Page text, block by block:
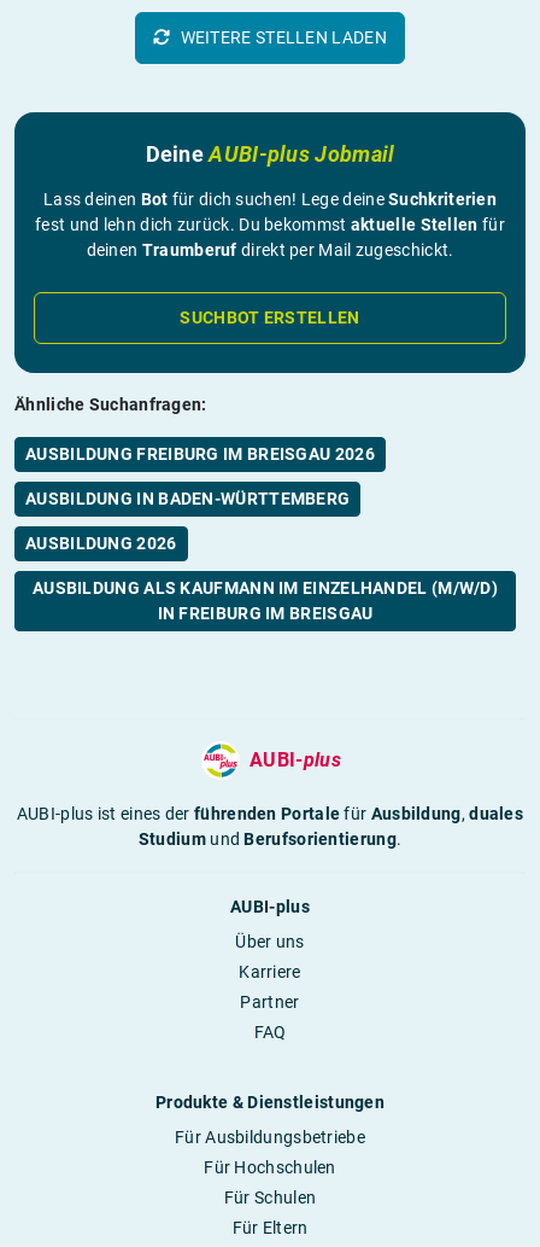
WEITERE STELLEN LADEN
DeineAUBI-plus Jobmail
Lass deinen Bot für dich suchen! Lege deineSuchkriterien
fest und lehn dich zurück. Du bekommst aktuelle Stellen für
deinen Traumberuf direkt per Mail zugeschickt.
SUCHBOT ERSTELLEN
Ähnliche Suchanfragen:
AUSBILDUNG FREIBURG IM BREISGAU 2026
AUSBILDUNG IN BADEN-WÜRTTEMBERG
AUSBILDUNG 2026
AUSBILDUNG ALS KAUFMANN IM EINZELHANDEL (M/W/D)
IN FREIBURG IM BREISGAU
AUBI-plus
AUBI-plus ist eines derführenden Portalefür Ausbildung,duales
StudiumundBerufsorientierung.
AUBI-plus
Über uns
Karriere
Partner
FAQ
Produkte & Dienstleistungen
Für Ausbildungsbetriebe
Für Hochschulen
Für Schulen
Für Eltern